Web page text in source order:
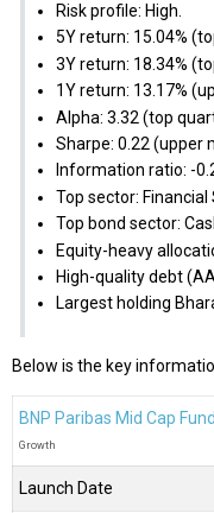
Risk profile: High.
5Y return: 15.04%
3Y return: 18.34%
1Y return: 13.17%
Alpha: 3.32 (top
Sharpe: 0.22 (upper
Information ratio: -
Top sector: Financial
Top bond sector:
Equity-heavy
High-quality debt
Largest holding
Below is the key
BNP Paribas Mid Cap Fund
Growth
Launch Date